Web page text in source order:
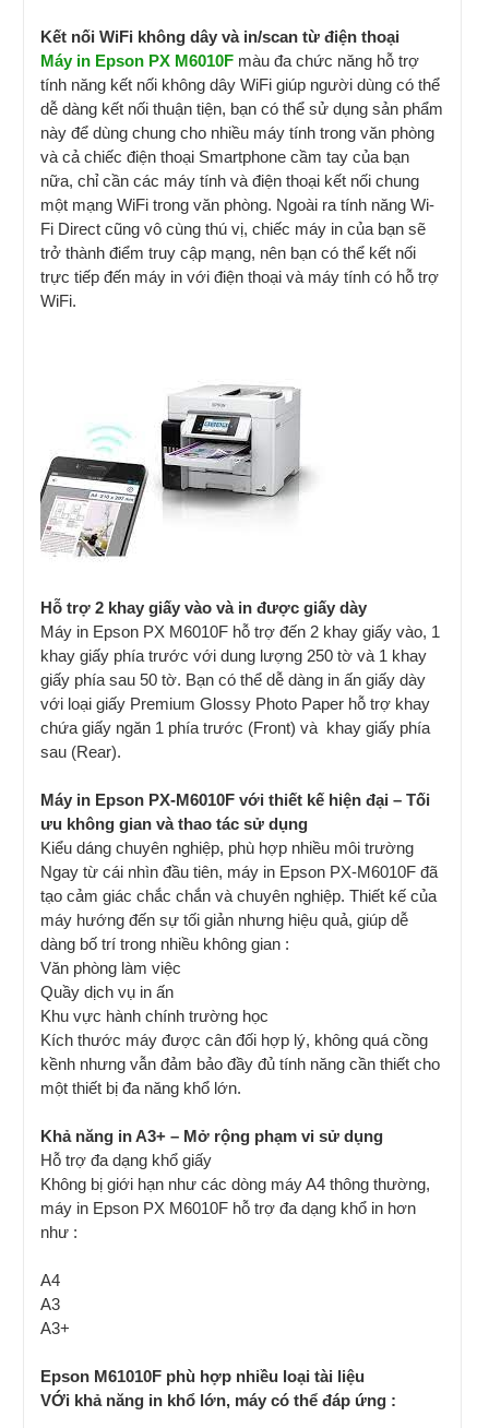
Kết nối WiFi không dây và in/scan từ điện thoại
Máy in Epson PX M6010F màu đa chức năng hỗ trợ
tính năng kết nối không dây WiFi giúp người dùng có thể
dễ dàng kết nối thuận tiện, bạn có thể sử dụng sản phẩm
này để dùng chung cho nhiều máy tính trong văn phòng
và cả chiếc điện thoại Smartphone cầm tay của bạn
nữa, chỉ cần các máy tính và điện thoại kết nối chung
một mạng WiFi trong văn phòng. Ngoài ra tính năng Wi-
Fi Direct cũng vô cùng thú vị, chiếc máy in của bạn sẽ
trở thành điểm truy cập mạng, nên bạn có thể kết nối
trực tiếp đến máy in với điện thoại và máy tính có hỗ trợ
WiFi.
Hỗ trợ 2 khay giấy vào và in được giấy dày
Máy in Epson PX M6010F hỗ trợ đến 2 khay giấy vào, 1
khay giấy phía trước với dung lượng 250 tờ và 1 khay
giấy phía sau 50 tờ. Bạn có thể dễ dàng in ấn giấy dày
với loại giấy Premium Glossy Photo Paper hỗ trợ khay
chứa giấy ngăn 1 phía trước (Front) và khay giấy phía
sau (Rear).
Máy in Epson PX-M6010F với thiết kế hiện đại – Tối
ưu không gian và thao tác sử dụng
Kiểu dáng chuyên nghiệp, phù hợp nhiều môi trường
Ngay từ cái nhìn đầu tiên, máy in Epson PX-M6010F đã
tạo cảm giác chắc chắn và chuyên nghiệp. Thiết kế của
máy hướng đến sự tối giản nhưng hiệu quả, giúp dễ
dàng bố trí trong nhiều không gian :
Văn phòng làm việc
Quầy dịch vụ in ấn
Khu vực hành chính trường học
Kích thước máy được cân đối hợp lý, không quá cồng
kềnh nhưng vẫn đảm bảo đầy đủ tính năng cần thiết cho
một thiết bị đa năng khổ lớn.
Khả năng in A3+ – Mở rộng phạm vi sử dụng
Hỗ trợ đa dạng khổ giấy
Không bị giới hạn như các dòng máy A4 thông thường,
máy in Epson PX M6010F hỗ trợ đa dạng khổ in hơn
như :
A4
A3
A3+
Epson M61010F phù hợp nhiều loại tài liệu
VỚi khả năng in khổ lớn, máy có thể đáp ứng :